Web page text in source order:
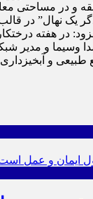
نهال در ایستگاه‌ها و پست‌های
وسیما و مدیر
طبیعی و